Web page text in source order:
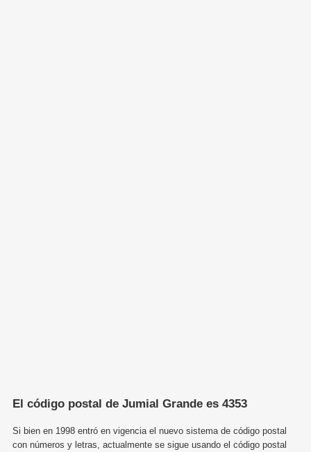
El código postal de Jumial Grande es 4353
Si bien en 1998 entró en vigencia el nuevo sistema de código postal
con números y letras, actualmente se sigue usando el código postal